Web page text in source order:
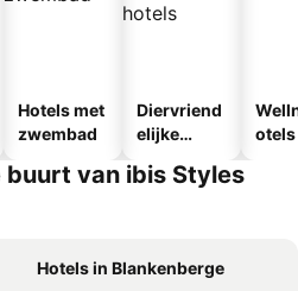
Hotels met
zwembad
Diervriend
elijke
otels
buurt van ibis Styles
Hotels in Blankenberge